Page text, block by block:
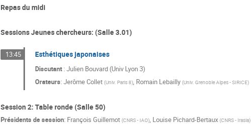
Repas du midi
Sessions Jeunes chercheurs: (Salle 3.01)
13:45 Esthétiques japonaises
Discutant: Julien Bouvard (Univ Lyon 3)
Orateurs: Jerôme Collet (Univ. Paris 8), Romain Lebailly (Univ. Grenoble Alpes - SIRICE)
Session 2: Table ronde (Salle 50)
Présidents de session: François Guillemot (CNRS - IAO) Louise Pichard-Bertaux (CNRS - Irasia)